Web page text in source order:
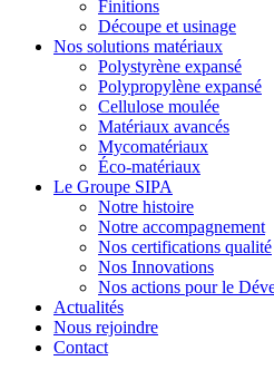
Finitions
Découpe et usinage
Nos solutions matériaux
Polystyrène expansé
Polypropylène expansé
Cellulose moulée
Matériaux avancés
Mycomatériaux
Éco-matériaux
Le Groupe SIPA
Notre histoire
Notre accompagnement
Nos certifications qualité
Nos Innovations
Nos actions pour le
Actualités
Nous rejoindre
Contact